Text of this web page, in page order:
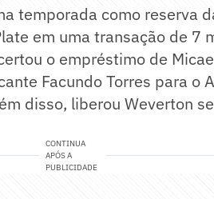
temporada como reserva
em uma transação de 7
o empréstimo de
Facundo Torres para o
disso, liberou Weverton
CONTINUA
APÓS A
PUBLICIDADE